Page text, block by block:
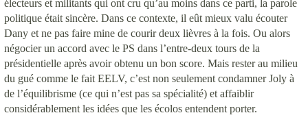
électeurs et militants qui ont cru qu’au moins dans ce parti, la parole
politique était sincère. Dans ce contexte, il eût mieux valu écouter
Dany et ne pas faire mine de courir deux lièvres à la fois. Ou alors
négocier un accord avec le PS dans l’entre-deux tours de la
présidentielle après avoir obtenu un bon score. Mais rester au milieu
du gué comme le fait EELV, c’est non seulement condamner Joly à
de l’équilibrisme (ce qui n’est pas sa spécialité) et affaiblir
considérablement les idées que les écolos entendent porter.